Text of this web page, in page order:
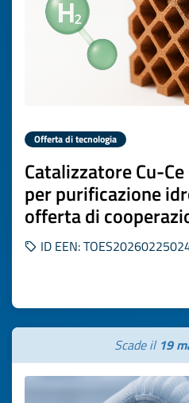
Offerta di tecnologia
Catalizzatore Cu-
per purificazione
offerta di
ID EEN:
Scade il 19